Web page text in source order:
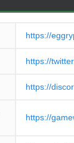
https://
https://
https://
https://